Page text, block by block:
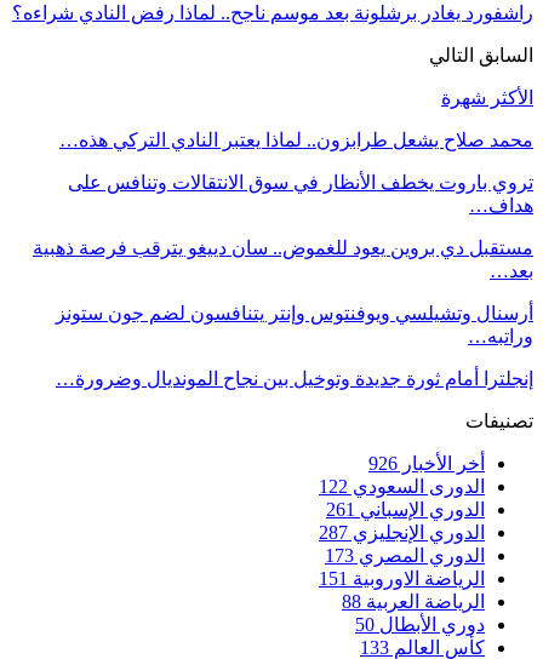
راشفورد يغادر برشلونة بعد موسم ناجح.. لماذا رفض النادي شراءه؟
السابق التالي
الأكثر شهرة
محمد صلاح يشعل طرابزون.. لماذا يعتبر النادي التركي هذه…
تروي باروت يخطف الأنظار في سوق الانتقالات وتنافس على
هداف…
مستقبل دي بروين يعود للغموض.. سان دييغو يترقب فرصة ذهبية
بعد…
أرسنال وتشيلسي ويوفنتوس وإنتر يتنافسون لضم جون ستونز
وراتبه…
إنجلترا أمام ثورة جديدة وتوخيل بين نجاح المونديال وضرورة…
تصنيفات
أخر الأخبار 926
الدورى السعودي 122
الدوري الإسباني 261
الدوري الإنجليزي 287
الدوري المصري 173
الرياضة الاوروبية 151
الرياضة العربية 88
دوري الأبطال 50
كأس العالم 133